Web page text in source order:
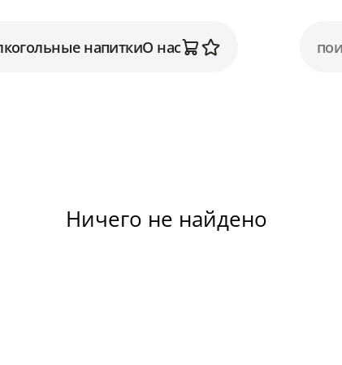
напиткиО нас
Ничего не найдено